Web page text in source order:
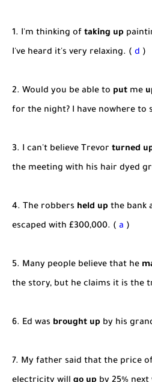
1. I'm thinking of taking up
I've heard it's very relaxing. ( d )
2. Would you be able to put me
for the night? I have nowhere to
3. I can't believe Trevor turned
the meeting with his hair dyed
4. The robbers held up the bank
escaped with £300,000. ( a )
5. Many people believe that he
the story, but he claims it is the
6. Ed was brought up by his
7. My father said that the price of